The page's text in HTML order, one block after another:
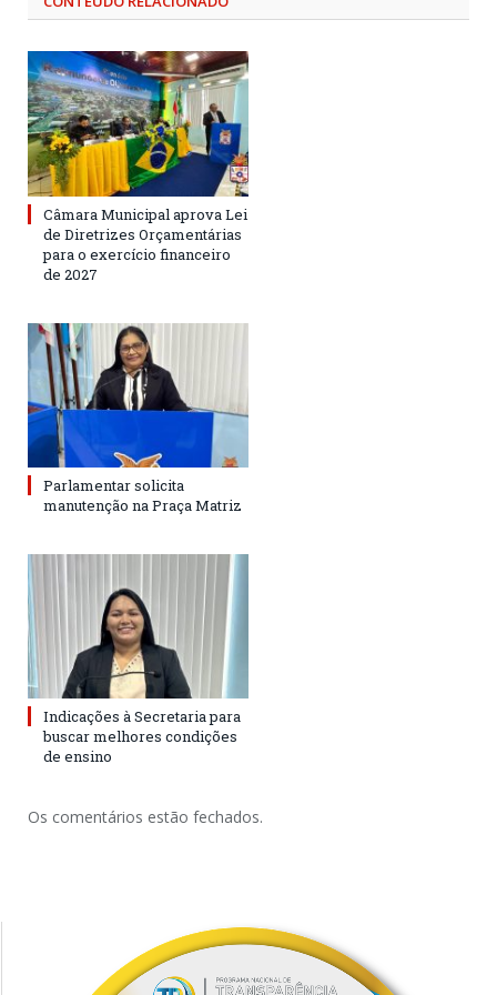
Câmara Municipal aprova Lei
de Diretrizes Orçamentárias
para o exercício financeiro
de 2027
Parlamentar solicita
manutenção na Praça Matriz
Indicações à Secretaria para
buscar melhores condições
de ensino
Os comentários estão fechados.